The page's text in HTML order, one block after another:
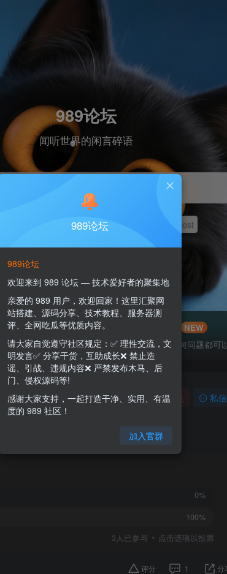
989论坛
闻听世界的闲言碎语
PUBG 测评 &type=post
订阅本站内容，有最新的帖子会在tg进行通知你喔
NEW
关注 私信
0%
100%
3 人已参与 点击选项以投票
评分 1 分
989论坛
989论坛
欢迎来到 989 论坛 — 技术爱好者的聚集地
亲爱的 989 用户，欢迎回家！这里汇聚网
站搭建、源码分享、技术教程、服务器测
评、全网吃瓜等优质内容。
请大家自觉遵守社区规定：✅ 理性交流，文
明发言✅ 分享干货，互助成长❌ 禁止造
谣、引战、违规内容❌ 严禁发布木马、后
门、侵权源码等!
感谢大家支持，一起打造干净、实用、有温
度的 989 社区！
加入官群